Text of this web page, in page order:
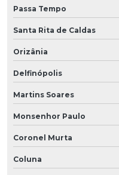
Passa Tempo
Santa Rita de Caldas
Orizânia
Delfinópolis
Martins Soares
Monsenhor Paulo
Coronel Murta
Coluna